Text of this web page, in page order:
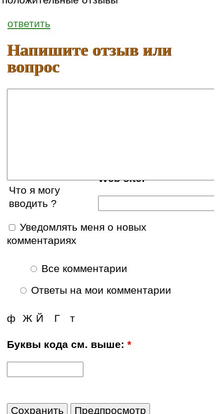
ответить
Напишите отзыв или
вопрос
Web site:
Что я могу
вводить ?
Уведомлять меня о новых
комментариях
Все комментарии
Ответы на мои комментарии
т
Г
Ж Й
ф
Буквы кода см. выше:*